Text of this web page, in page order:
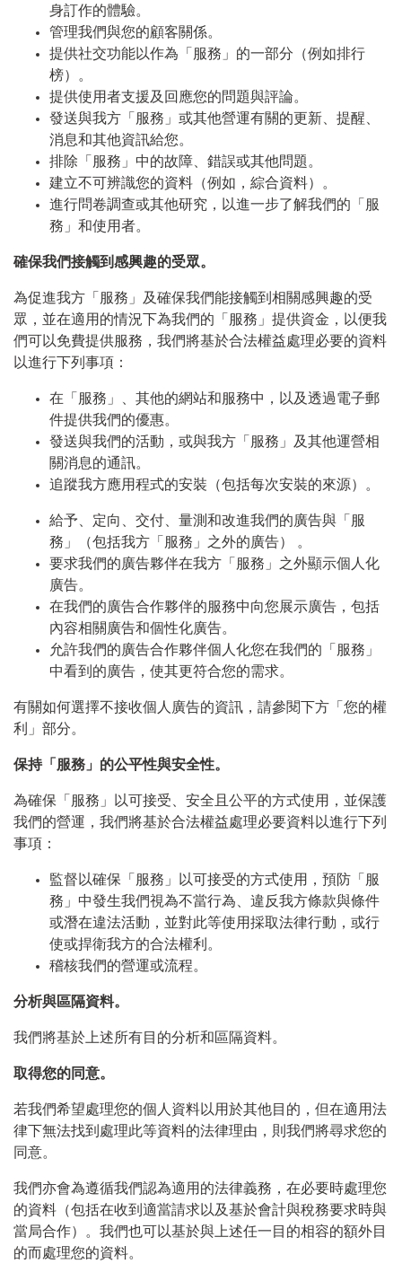
身訂作的體驗。
管理我們與您的顧客關係。
提供社交功能以作為「服務」的一部分（例如排行
榜）。
提供使用者支援及回應您的問題與評論。
發送與我方「服務」或其他營運有關的更新、提醒、
消息和其他資訊給您。
排除「服務」中的故障、錯誤或其他問題。
建立不可辨識您的資料（例如，綜合資料）。
進行問卷調查或其他研究，以進一步了解我們的「服
務」和使用者。
確保我們接觸到感興趣的受眾。
為促進我方「服務」及確保我們能接觸到相關感興趣的受
眾，並在適用的情況下為我們的「服務」提供資金，以便我
們可以免費提供服務，我們將基於合法權益處理必要的資料
以進行下列事項：
在「服務」、其他的網站和服務中，以及透過電子郵
件提供我們的優惠。
發送與我們的活動，或與我方「服務」及其他運營相
關消息的通訊。
追蹤我方應用程式的安裝（包括每次安裝的來源）。
給予、定向、交付、量測和改進我們的廣告與「服
務」（包括我方「服務」之外的廣告） 。
要求我們的廣告夥伴在我方「服務」之外顯示個人化
廣告。
在我們的廣告合作夥伴的服務中向您展示廣告，包括
內容相關廣告和個性化廣告。
允許我們的廣告合作夥伴個人化您在我們的「服務」
中看到的廣告，使其更符合您的需求。
有關如何選擇不接收個人廣告的資訊，請參閱下方「您的權
利」部分。
保持「服務」的公平性與安全性。
為確保「服務」以可接受、安全且公平的方式使用，並保護
我們的營運，我們將基於合法權益處理必要資料以進行下列
事項：
監督以確保「服務」以可接受的方式使用，預防「服
務」中發生我們視為不當行為、違反我方條款與條件
或潛在違法活動，並對此等使用採取法律行動，或行
使或捍衛我方的合法權利。
稽核我們的營運或流程。
分析與區隔資料。
我們將基於上述所有目的分析和區隔資料。
取得您的同意。
若我們希望處理您的個人資料以用於其他目的，但在適用法
律下無法找到處理此等資料的法律理由，則我們將尋求您的
同意。
我們亦會為遵循我們認為適用的法律義務，在必要時處理您
的資料（包括在收到適當請求以及基於會計與稅務要求時與
當局合作）。我們也可以基於與上述任一目的相容的額外目
的而處理您的資料。